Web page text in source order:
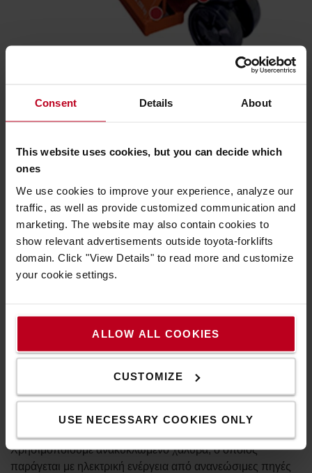
Consent Details About
This website uses cookies, but you can decide which
ones
We use cookies to improve your experience, analyze our
traffic, as well as provide customized communication and
marketing. The website may also contain cookies to
show relevant advertisements outside toyota-forklifts
domain. Click "View Details" to read more and customize
your cookie settings.
ALLOW ALL COOKIES
CUSTOMIZE
USE NECESSARY COOKIES ONLY
Τα χειροκίνητα παλετοφόρα Toyota Lifter διαθέτουν έως
και 12 σημεία λίπανσης, για καλύτερη λίπανση,
Με SSAB Zero™ steel
Χρησιμοποιούμε ανακυκλωμένο χάλυβα, ο οποίος
παράγεται με ηλεκτρική ενέργεια από ανανεώσιμες πηγές